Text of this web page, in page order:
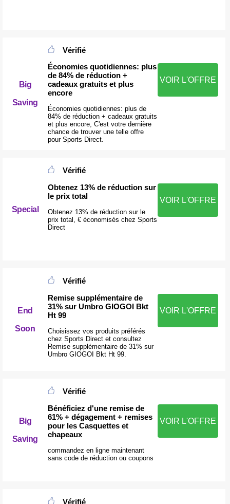
Big
Saving
Vérifié
Économies quotidiennes: plus
de 84% de réduction +
cadeaux gratuits et plus
encore
Économies quotidiennes: plus de
84% de réduction + cadeaux gratuits
et plus encore, C'est votre dernière
chance de trouver une telle offre
pour Sports Direct.
VOIR L'OFFRE
Special
Vérifié
Obtenez 13% de réduction sur
le prix total
Obtenez 13% de réduction sur le
prix total, € économisés chez Sports
Direct
VOIR L'OFFRE
End
Soon
Vérifié
Remise supplémentaire de
31% sur Umbro GIOGOI Bkt
Ht 99
Choisissez vos produits préférés
chez Sports Direct et consultez
Remise supplémentaire de 31% sur
Umbro GIOGOI Bkt Ht 99.
VOIR L'OFFRE
Big
Saving
Vérifié
Bénéficiez d'une remise de
61% + dégagement + remises
pour les Casquettes et
chapeaux
commandez en ligne maintenant
sans code de réduction ou coupons
VOIR L'OFFRE
Vérifié